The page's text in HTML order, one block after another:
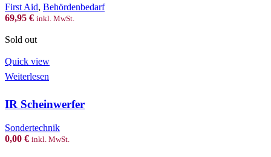
First Aid, Behördenbedarf
69,95 € inkl. MwSt.
Sold out
Quick view
Weiterlesen
IR Scheinwerfer
Sondertechnik
0,00 € inkl. MwSt.